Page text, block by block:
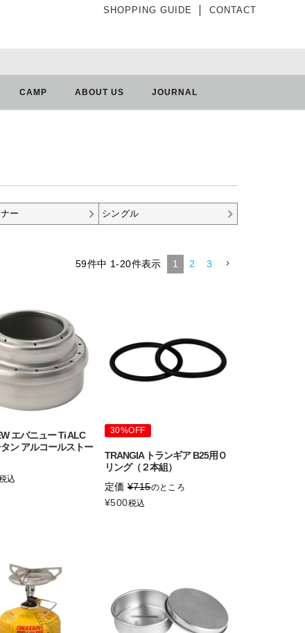
SHOPPING GUIDE CONTACT
CAMP ABOUT US JOURNAL
ー シングル
59件中 1-20件表示 1 2 3
エバニュー Ti ALC
ン アルコールストー
込
30%OFF
TRANGIA トランギア B25用Ｏ
リング（２本組）
定価 ¥715のところ
¥500税込